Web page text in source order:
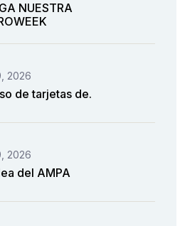
NUESTRA
2026
de tarjetas de.
2026
del AMPA